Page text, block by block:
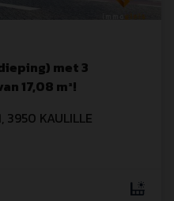
met 3
17,08 m²!
, 3950 KAULILLE